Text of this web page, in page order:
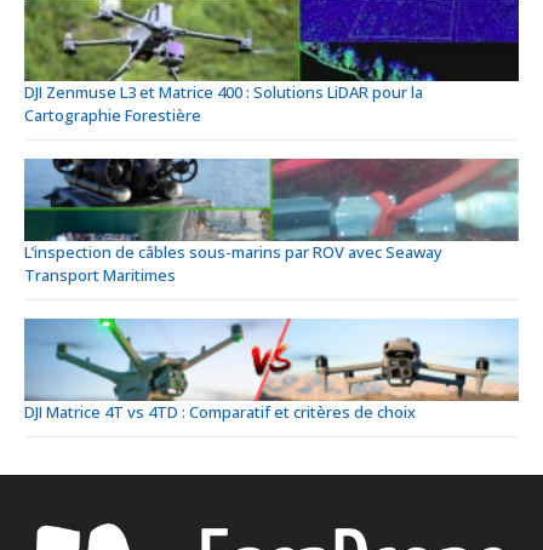
DJI Zenmuse L3 et Matrice 400 : Solutions LiDAR pour la
Cartographie Forestière
L’inspection de câbles sous-marins par ROV avec Seaway
Transport Maritimes
DJI Matrice 4T vs 4TD : Comparatif et critères de choix